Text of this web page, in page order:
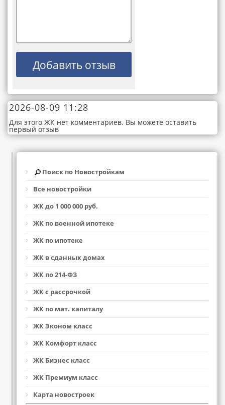
2026-08-09 11:28
Для этого ЖК нет комментариев. Вы можете оставить
первый отзыв
Поиск по Новостройкам
Все новостройки
ЖК до 1 000 000 руб.
ЖК по военной ипотеке
ЖК по ипотеке
ЖК в сданных домах
ЖК по 214-ФЗ
ЖК с рассрочкой
ЖК по мат. капиталу
ЖК Эконом класс
ЖК Комфорт класс
ЖК Бизнес класс
ЖК Премиум класс
Карта новостроек